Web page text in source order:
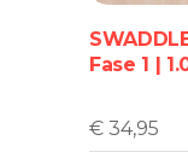
Fase 1 |
€ 34,95